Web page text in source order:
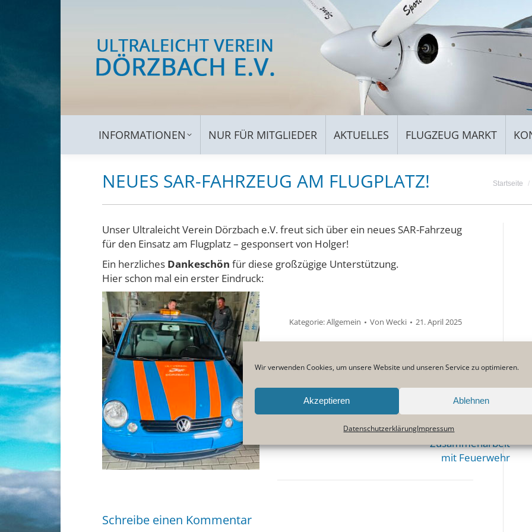
Wir verwenden Cookies, um unsere Website und unseren Service zu optimieren.
Akzeptieren Ablehnen
DatenschutzerklärungImpressum
INFORMATIONEN NUR FÜR MITGLIEDER AKTUELLES FLUGZEUG MARKT
NEUES SAR-FAHRZEUG AM FLUGPLATZ! Du bist
Startseite
Unser Ultraleicht Verein Dörzbach e.V. freut sich über ein neues SAR-Fahrzeug
für den Einsatz am Flugplatz – gesponsert von Holger!
Ein herzliches Dankeschön für diese großzügige Unterstützung.
Hier schon mal ein erster Eindruck:
Kategorie:Allgemein Von Wecki 21. April 2025
BEITRAGSNAVIGATION
VORHERIGE
Vorheriger
28.März 2025
Nächster
Informationsabend
am UL-Flugplatz
Zusammenarbeit
mit Feuerwehr
Schreibe einen Kommentar
NUR FÜR MITGLIEDER AKTUELLES FLUGZEUG MARKT